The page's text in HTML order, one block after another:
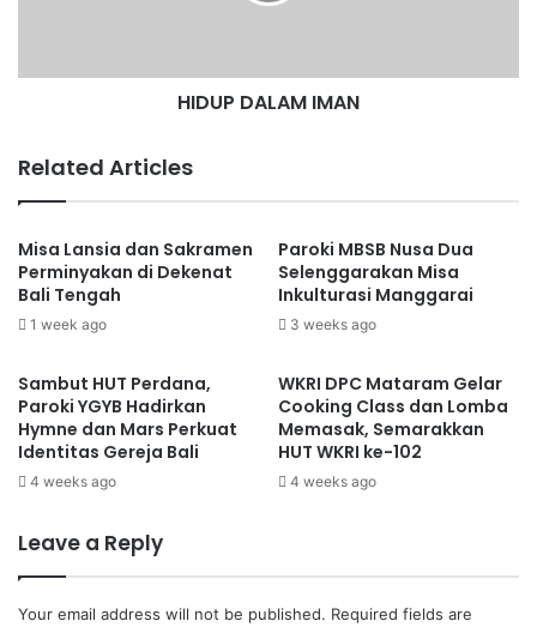
Menurutnya, keberadaan Legio Maria bukan hanya menjadi
bagian penting dalam karya kerasulan gereja melalui
pelayanan nyata di tengah umat.
“Legio Maria diharapkan mampu menjadi motor penggerak
semangat doa, kerasulan, dan kepedulian terhadap
sesama,” ujarnya.
menjalankan tugas pelayanan dengan penuh tanggung
jawab, kerendahan hati, dan semangat kebersamaan.
Pelayanan dalam Legio Maria merupakan panggilan untuk
bertumbuh dalam iman sekaligus menghadirkan kasih
HIDUP DALAM IMAN
Related Articles
Misa Lansia dan Sakramen
Perminyakan di Dekenat
Bali Tengah
1 week ago
Paroki MBSB Nusa Dua
Selenggarakan Misa
Inkulturasi Manggarai
3 weeks ago
Sambut HUT Perdana,
Paroki YGYB Hadirkan
Hymne dan Mars Perkuat
Identitas Gereja Bali
4 weeks ago
WKRI DPC Mataram Gelar
Cooking Class dan Lomba
Memasak, Semarakkan
HUT WKRI ke-102
4 weeks ago
Leave a Reply
Your email address will not be published. Required fields are